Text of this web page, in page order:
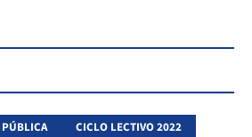
CICLO LECTIVO 2022